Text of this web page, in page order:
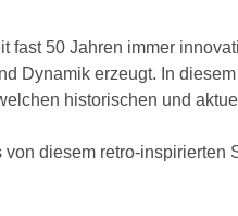
fast 50 Jahren immer
Dynamik erzeugt. In
historischen und
von diesem retro-inspirierten